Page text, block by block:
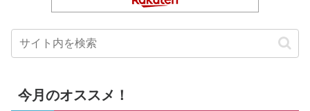
今月のオススメ！